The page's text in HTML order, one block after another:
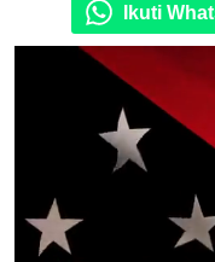
Ikuti